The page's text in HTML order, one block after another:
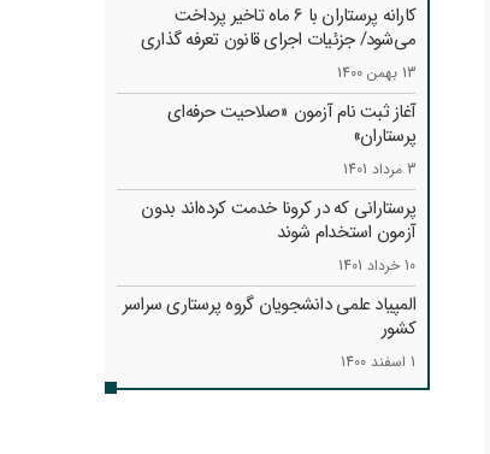
کارانه‌ پرستاران با 6 ماه تاخیر پرداخت
می‌شود/ جزئیات اجرای قانون تعرفه گذاری
13 بهمن 1400
آغاز ثبت نام آزمون «صلاحیت حرفه‌ای
پرستاران»
3 مرداد 1401
پرستارانی که در کرونا خدمت کرد‌ه‌اند بدون
آزمون استخدام شوند
10 خرداد 1401
المپیاد علمی دانشجویان گروه پرستاری سراسر
کشور
1 اسفند 1400